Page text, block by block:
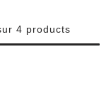
4 products